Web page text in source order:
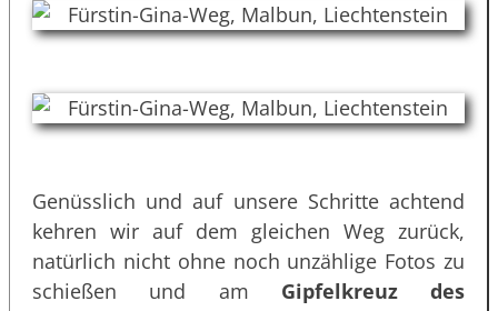
Genüsslich und auf unsere Schritte achtend
kehren wir auf dem gleichen Weg zurück,
natürlich nicht ohne noch unzählige Fotos zu
schießen und am Gipfelkreuz des